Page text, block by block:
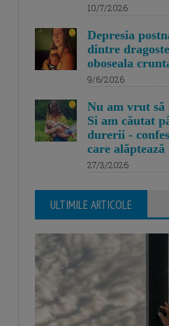
10/7/2026
Depresia
dintre
oboseala
9/6/2026
Nu am vrut să
Si am căutat
durerii -
care alăptează
27/3/2026
ULTIMILE ARTICOLE